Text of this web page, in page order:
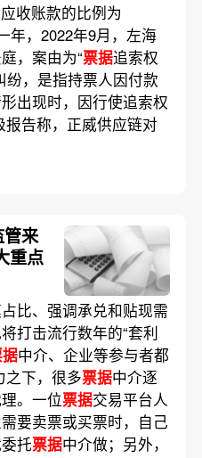
收账款的比例为
年，2022年9月，左海
，案由为“票据追索权
纷，是指持票人因付款
出现时，因行使追索权
告称，正威供应链对
来
重点
比、强调承兑和贴现需
打击流行数年的“套利
中介、企业等参与者都
下，很多票据中介逐
。一位票据交易平台人
要卖票或买票时，自己
托票据中介做；另外，